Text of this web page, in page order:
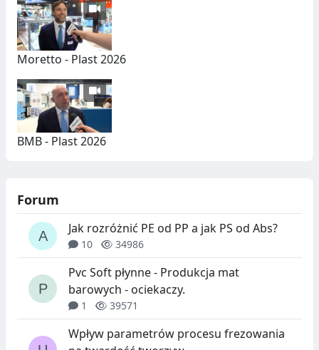
Moretto - Plast 2026
BMB - Plast 2026
Forum
Jak rozróżnić PE od PP a jak PS od Abs?
10 34986
Pvc Soft płynne - Produkcja mat
barowych - ociekaczy.
1 39571
Wpływ parametrów procesu frezowania